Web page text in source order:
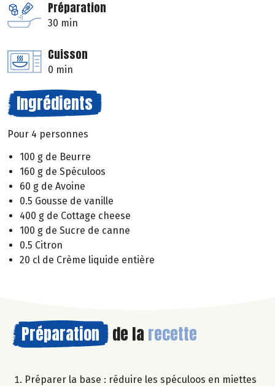
Préparation
30 min
Cuisson
0 min
Ingrédients
Pour 4 personnes
100 g de Beurre
160 g de Spéculoos
60 g de Avoine
0.5 Gousse de vanille
400 g de Cottage cheese
100 g de Sucre de canne
0.5 Citron
20 cl de Crème liquide entière
Préparation de la recette
Préparer la base : réduire les spéculoos en miettes